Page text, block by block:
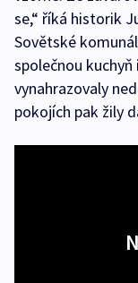
se,“ říká historik
Sovětské
společnou
vynahrazovaly
pokojích pak žily